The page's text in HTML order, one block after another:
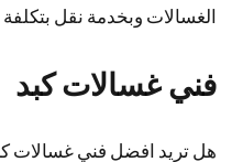
الغسالات وبخدمة نقل
فني غسالات كبد
هل تريد افضل فني غسالات